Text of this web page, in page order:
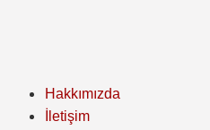
Hakkımızda
İletişim